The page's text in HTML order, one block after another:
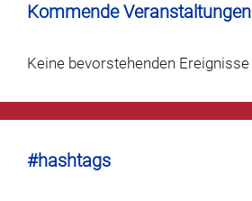
Kommende Veranstaltungen
Keine bevorstehenden Ereignisse
#hashtags